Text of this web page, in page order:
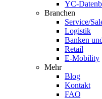
YC-
Branchen
Service/
Logistik
Banken
Retail
E-Mobility
Mehr
Blog
Kontakt
FAQ